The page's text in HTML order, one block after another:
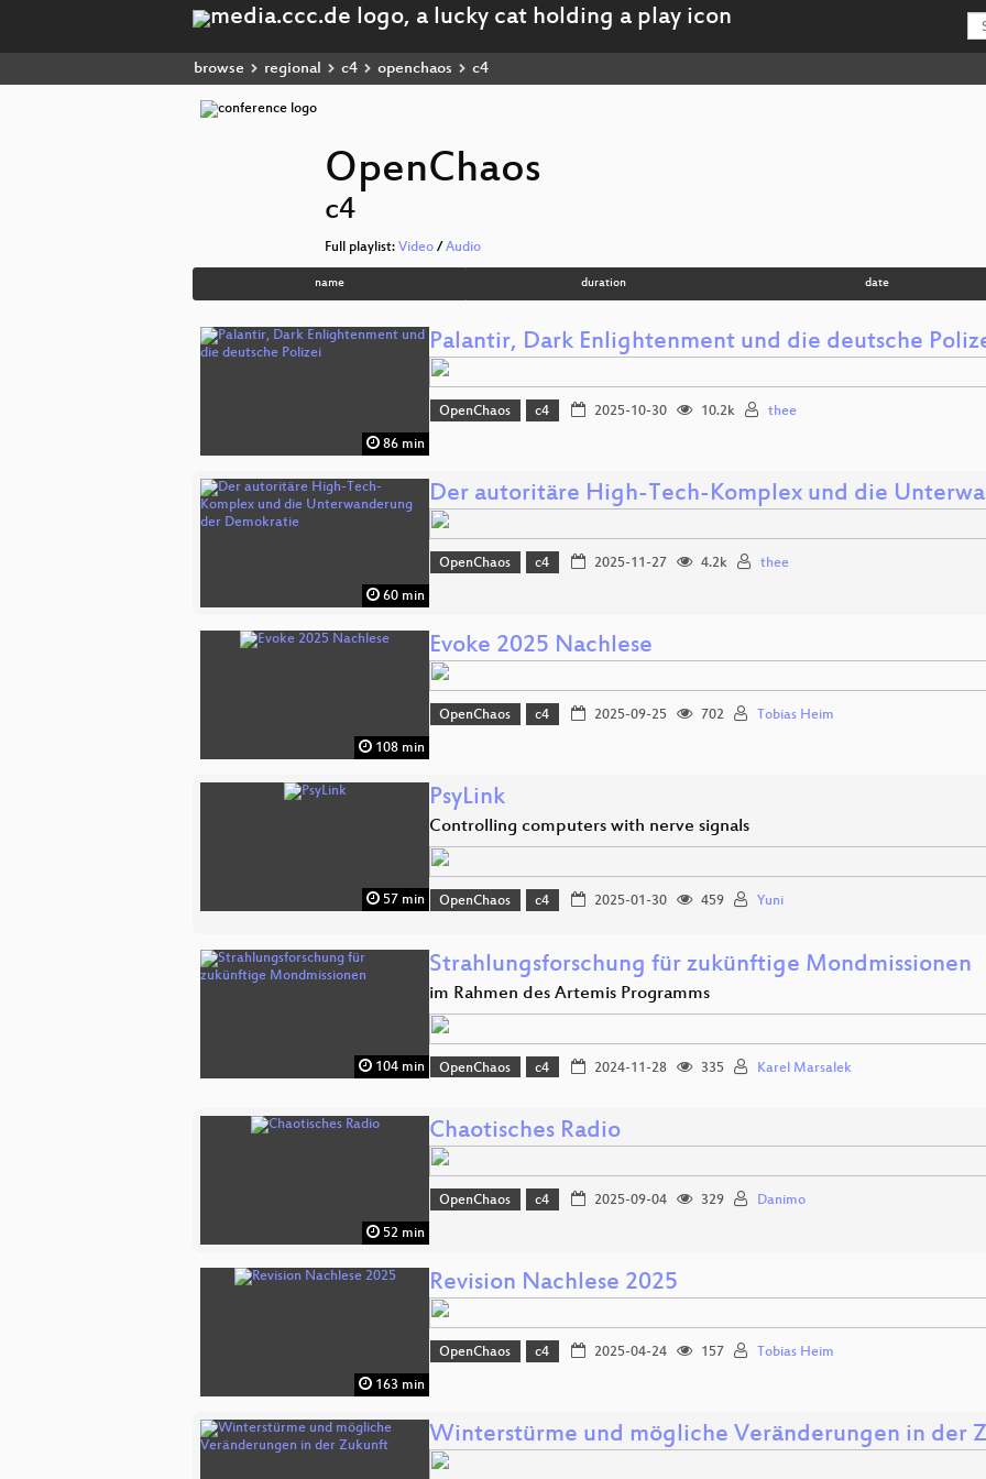
browse regional c4 openchaos c4
OpenChaos
c4
Full playlist: Video / Audio
name duration date
86 min
Palantir, Dark Enlightenment und die deutsche
OpenChaos c4 2025-10-30 10.2k thee
60 min
Der autoritäre High-Tech-Komplex und die
OpenChaos c4 2025-11-27 4.2k thee
108 min
Evoke 2025 Nachlese
OpenChaos c4 2025-09-25 702 Tobias Heim
57 min
PsyLink
Controlling computers with nerve signals
OpenChaos c4 2025-01-30 459 Yuni
104 min
Strahlungsforschung für zukünftige Mondmissionen
im Rahmen des Artemis Programms
OpenChaos c4 2024-11-28 335 Karel Marsalek
52 min
Chaotisches Radio
OpenChaos c4 2025-09-04 329 Danimo
163 min
Revision Nachlese 2025
OpenChaos c4 2025-04-24 157 Tobias Heim
Winterstürme und mögliche Veränderungen in der